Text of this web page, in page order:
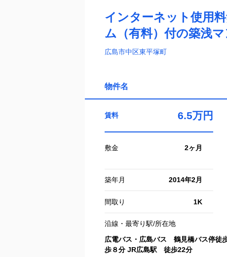
インターネット使用
ム（有料）付の築浅
広島市中区東平塚町
物件名
賃料 6.5万円
敷金 2ヶ月
築年月 2014年2月
間取り 1K
沿線・最寄り駅/所在地
広電バス・広島バス 鶴見橋バス停
歩８分 JR広島駅 徒歩22分